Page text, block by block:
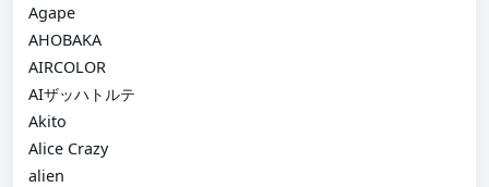
Agape
AHOBAKA
AIRCOLOR
AIザッハトルテ
Akito
Alice Crazy
alien